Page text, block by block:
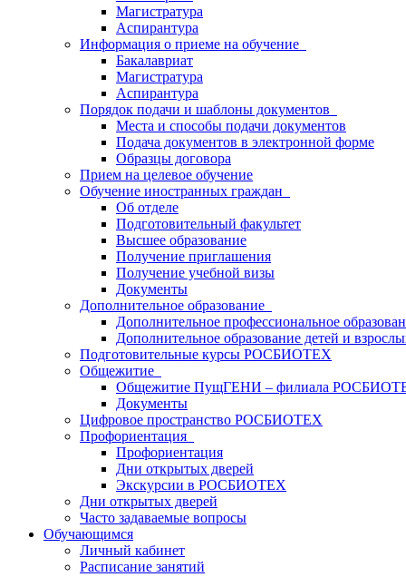
Магистратура
Аспирантура
Информация о приеме на обучение
Бакалавриат
Магистратура
Аспирантура
Порядок подачи и шаблоны документов
Места и способы подачи документов
Подача документов в электронной форме
Образцы договора
Прием на целевое обучение
Обучение иностранных граждан
Об отделе
Подготовительный факультет
Высшее образование
Получение приглашения
Получение учебной визы
Документы
Дополнительное образование
Дополнительное профессиональное
Дополнительное образование детей и
Подготовительные курсы РОСБИОТЕХ
Общежитие
Общежитие ПущГЕНИ – филиала
Документы
Цифровое пространство РОСБИОТЕХ
Профориентация
Профориентация
Дни открытых дверей
Экскурсии в РОСБИОТЕХ
Дни открытых дверей
Часто задаваемые вопросы
Обучающимся
Личный кабинет
Расписание занятий